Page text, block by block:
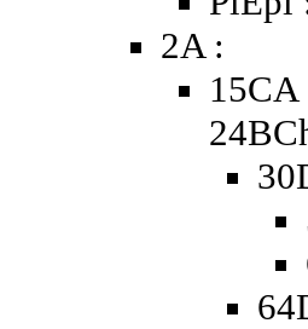
2A :